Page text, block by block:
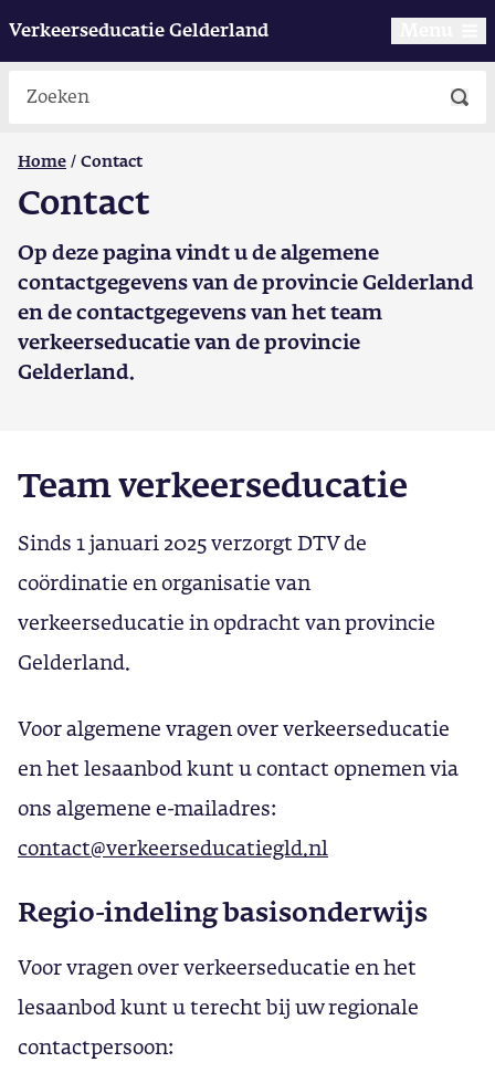
Verkeerseducatie Gelderland
Home Contact
Contact
Op deze pagina vindt u de algemene
contactgegevens van de provincie Gelderland
en de contactgegevens van het team
verkeerseducatie van de provincie
Gelderland.
Team verkeerseducatie
Sinds 1 januari 2025 verzorgt DTV de
coördinatie en organisatie van
verkeerseducatie in opdracht van provincie
Gelderland.
Voor algemene vragen over verkeerseducatie
en het lesaanbod kunt u contact opnemen via
ons algemene e-mailadres:
contact@verkeerseducatiegld.nl
Regio-indeling basisonderwijs
Voor vragen over verkeerseducatie en het
lesaanbod kunt u terecht bij uw regionale
contactpersoon: